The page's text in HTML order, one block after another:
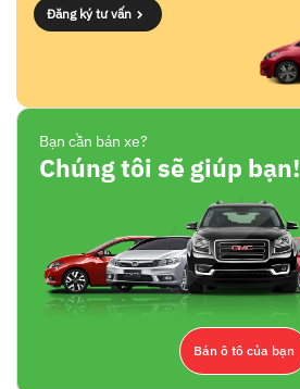
Đăng ký tư vấn
Bạn cần bán xe?
Chúng tôi sẽ giúp bạn!
Bán ô tô của bạn